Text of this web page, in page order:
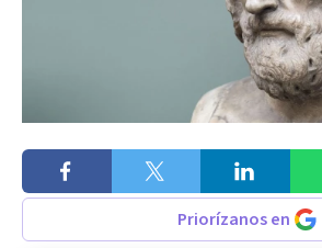
Priorízanos en